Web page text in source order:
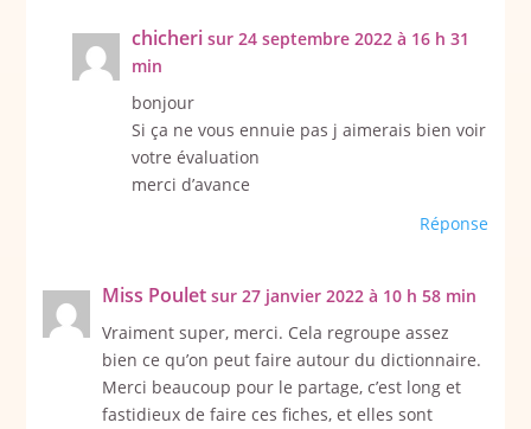
chicheri sur 24 septembre 2022 à 16 h 31
min
bonjour
Si ça ne vous ennuie pas j aimerais bien voir
votre évaluation
merci d’avance
Réponse
Miss Poulet sur 27 janvier 2022 à 10 h 58 min
Vraiment super, merci. Cela regroupe assez
bien ce qu’on peut faire autour du dictionnaire.
Merci beaucoup pour le partage, c’est long et
fastidieux de faire ces fiches, et elles sont